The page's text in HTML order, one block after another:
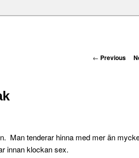
Post
← Previous
Man tenderar hinna med mer än
innan klockan sex.